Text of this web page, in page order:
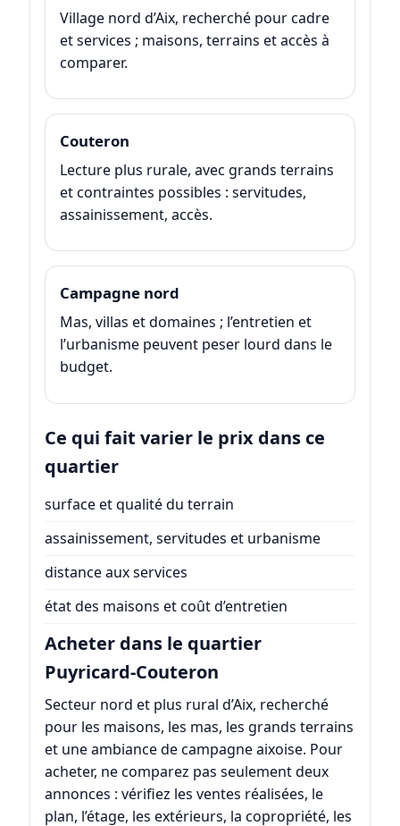
Village nord d’Aix, recherché pour cadre
et services ; maisons, terrains et accès à
comparer.
Couteron
Lecture plus rurale, avec grands terrains
et contraintes possibles : servitudes,
assainissement, accès.
Campagne nord
Mas, villas et domaines ; l’entretien et
l’urbanisme peuvent peser lourd dans le
budget.
Ce qui fait varier le prix dans ce
quartier
surface et qualité du terrain
assainissement, servitudes et urbanisme
distance aux services
état des maisons et coût d’entretien
Acheter dans le quartier
Puyricard-Couteron
Secteur nord et plus rural d’Aix, recherché
pour les maisons, les mas, les grands terrains
et une ambiance de campagne aixoise. Pour
acheter, ne comparez pas seulement deux
annonces : vérifiez les ventes réalisées, le
plan, l’étage, les extérieurs, la copropriété, les